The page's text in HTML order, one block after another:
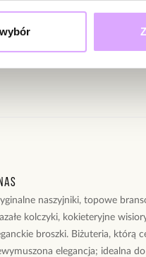
newslettera na
naszyjniki, topowe
kolczyki, kokieteryjne
broszki. Biżuteria, którą
elegancja; idealna